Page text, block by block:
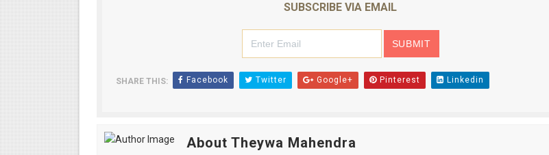
SUBSCRIBE VIA EMAIL
SHARE THIS: Facebook Twitter Google+ Pinterest Linkedin
About Theywa Mahendra